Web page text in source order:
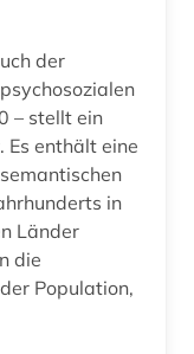
der
– stellt ein
Es enthält eine
in
Länder
die
Population,